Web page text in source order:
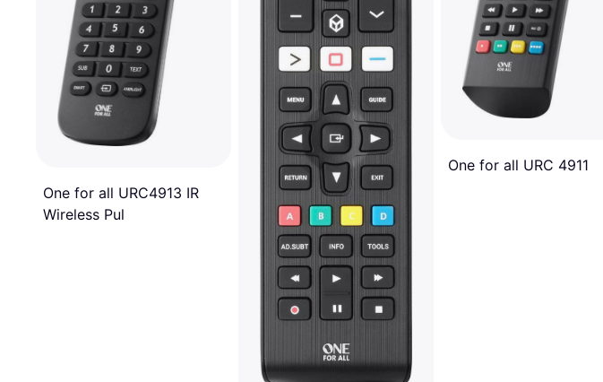
One for all URC4913 IR
Wireless Pul
One for all URC 4911